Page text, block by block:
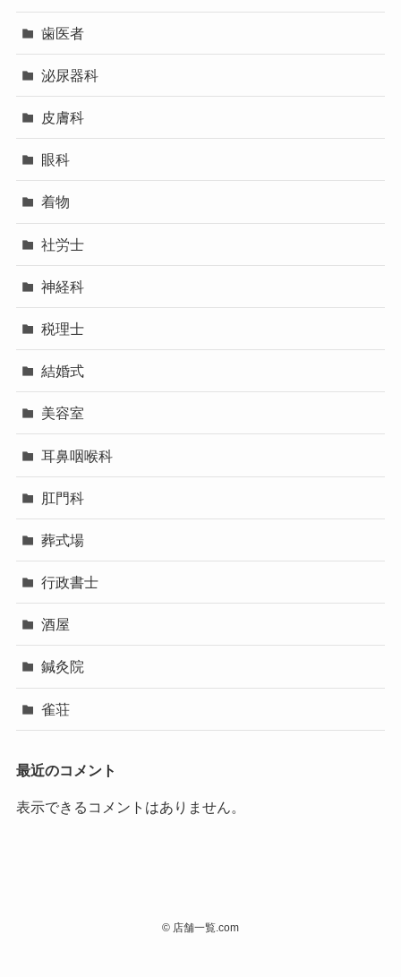
歯医者
泌尿器科
皮膚科
眼科
着物
社労士
神経科
税理士
結婚式
美容室
耳鼻咽喉科
肛門科
葬式場
行政書士
酒屋
鍼灸院
雀荘
最近のコメント
表示できるコメントはありません。
© 店舗一覧.com